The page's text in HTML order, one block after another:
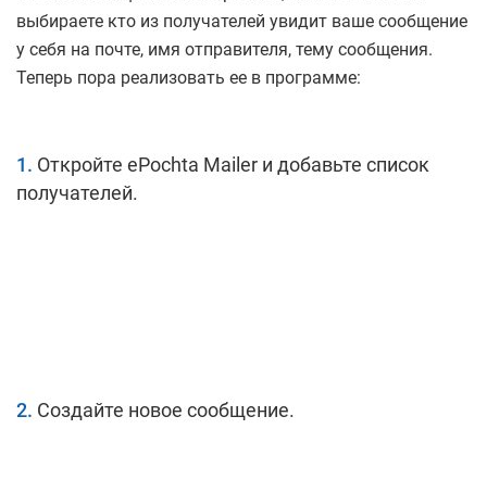
выбираете кто из получателей увидит ваше сообщение
у себя на почте, имя отправителя, тему сообщения.
Теперь пора реализовать ее в программе:
Откройте ePochta Mailer и добавьте список
получателей.
Создайте новое сообщение.